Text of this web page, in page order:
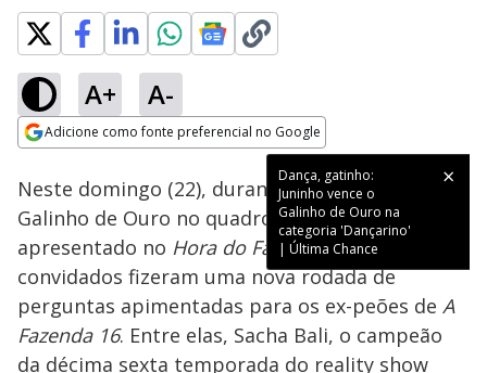
A+ A-
Adicione como fonte preferencial no Google
Dança, gatinho:
Juninho vence o
Galinho de Ouro na
categoria 'Dançarino'
| Última Chance
Ativar
Loaded
19.19%
Neste domingo (22), durante a premiação do
Galinho de Ouro no quadro Última Chance
apresentado no Hora do Faro, os jornalistas
convidados fizeram uma nova rodada de
perguntas apimentadas para os ex-peões de A
Fazenda 16. Entre elas, Sacha Bali, o campeão
da décima sexta temporada do reality show